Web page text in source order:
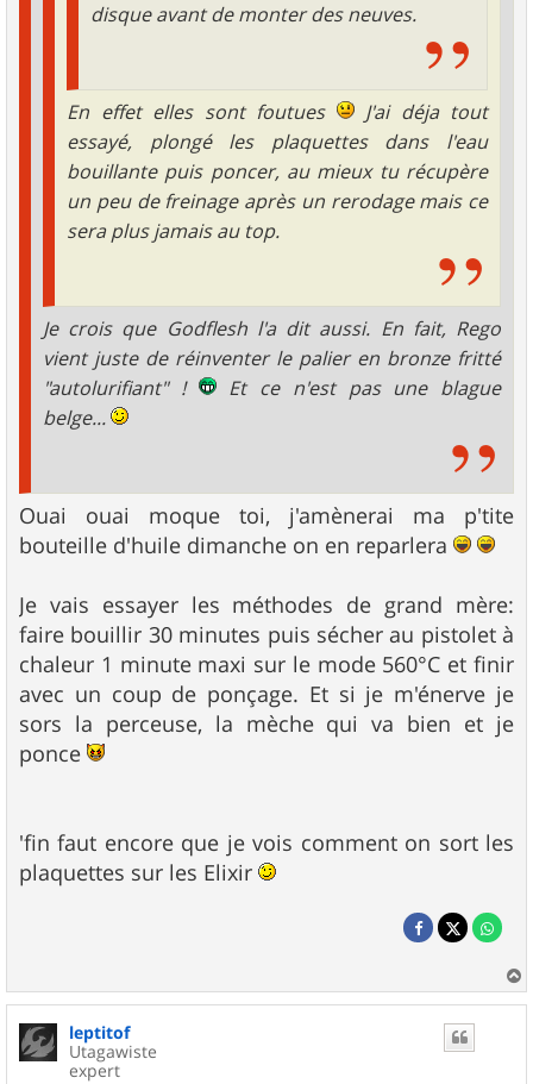
disque avant de monter des neuves.
En effet elles sont foutues
J'ai déja tout
essayé, plongé les plaquettes dans l'eau
bouillante puis poncer, au mieux tu récupère
un peu de freinage après un rerodage mais ce
sera plus jamais au top.
Je crois que Godflesh l'a dit aussi. En fait, Rego
vient juste de réinventer le palier en bronze fritté
"autolurifiant" !
Et ce n'est pas une blague
belge...
Ouai ouai moque toi, j'amènerai ma p'tite
bouteille d'huile dimanche on en reparlera
Je vais essayer les méthodes de grand mère:
faire bouillir 30 minutes puis sécher au pistolet à
chaleur 1 minute maxi sur le mode 560°C et finir
avec un coup de ponçage. Et si je m'énerve je
sors la perceuse, la mèche qui va bien et je
ponce
'fin faut encore que je vois comment on sort les
plaquettes sur les Elixir
a
leptitof
Utagawiste
expert